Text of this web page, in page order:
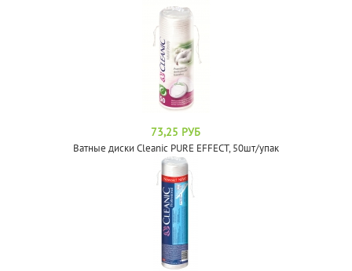
73,25 РУБ
Ватные диски Cleanic PURE EFFECT, 50шт/упак